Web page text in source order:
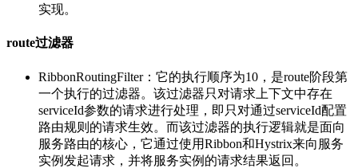
实现。
route过滤器
RibbonRoutingFilter：它的执行顺序为10，是route阶段第
一个执行的过滤器。该过滤器只对请求上下文中存在
serviceId参数的请求进行处理，即只对通过serviceId配置
路由规则的请求生效。而该过滤器的执行逻辑就是面向
服务路由的核心，它通过使用Ribbon和Hystrix来向服务
实例发起请求，并将服务实例的请求结果返回。